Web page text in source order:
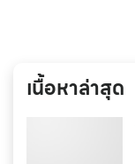
เนื้อหาล่าสุด